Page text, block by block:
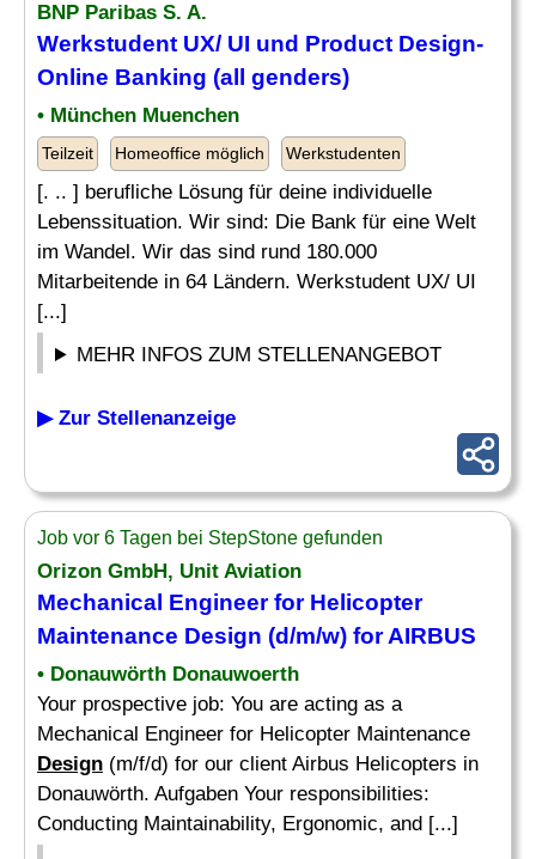
BNP Paribas S. A.
Werkstudent UX/ UI und Product Design-
Online Banking (all genders)
• München Muenchen
Teilzeit Homeoffice möglich Werkstudenten
[. .. ] berufliche Lösung für deine individuelle
Lebenssituation. Wir sind: Die Bank für eine Welt
im Wandel. Wir das sind rund 180.000
Mitarbeitende in 64 Ländern. Werkstudent UX/ UI
[...]
MEHR INFOS ZUM STELLENANGEBOT
▶ Zur Stellenanzeige
Job vor 6 Tagen bei StepStone gefunden
Orizon GmbH, Unit Aviation
Mechanical Engineer for Helicopter
Maintenance Design (d/m/w) for AIRBUS
• Donauwörth Donauwoerth
Your prospective job: You are acting as a
Mechanical Engineer for Helicopter Maintenance
Design (m/f/d) for our client Airbus Helicopters in
Donauwörth. Aufgaben Your responsibilities:
Conducting Maintainability, Ergonomic, and [...]